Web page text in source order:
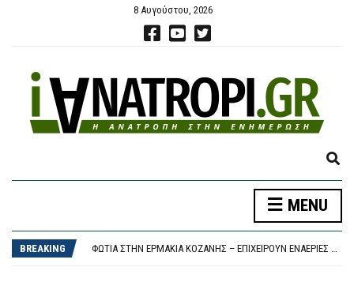
8 Αυγούστου, 2026
E
P
N
MENU
BREAKING
Η ΟΜΟΣΠΟΝΔΊΑ ΤΗΣ ΑΡΓΕΝΤΙΝΉΣ ΠΕΡΙΜΈΝΕΙ ΤΙ ΘΑ ΑΠΟΦΑΣΊΣΟΥΝ ΟΙ ΜΈΣΙ ΚΑΙ ΣΚΑΛΌΝΙ
ΦΩΤΙΆ ΣΤΗΝ ΕΡΜΑΚΙΆ ΚΟΖΆΝΗΣ – ΕΠΙΧΕΙΡΟΎΝ ΕΝΑΈΡΙΕΣ ΚΑΙ ΕΠΊΓΕΙΕΣ ΔΥΝΆΜΕΙΣ